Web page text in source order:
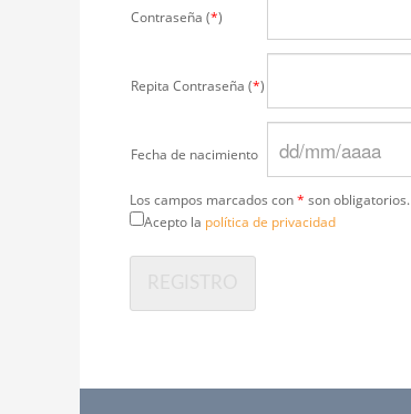
Contraseña (*)
Repita Contraseña (*)
Fecha de nacimiento
Los campos marcados con* son obligatorios.
Acepto la política de privacidad